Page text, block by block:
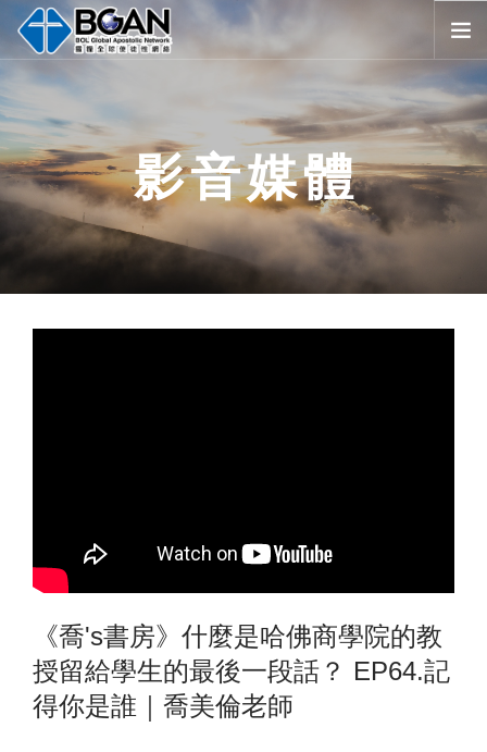
全球堂會
消息公告
影音媒體
代禱事項
資源共享
影音媒體
《喬's書房》什麼是哈佛商學院的教
授留給學生的最後一段話？ EP64.記
得你是誰｜喬美倫老師